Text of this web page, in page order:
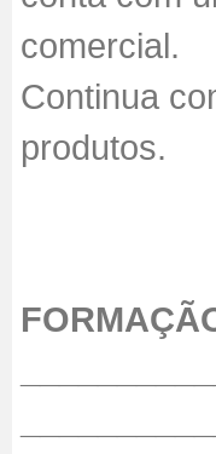
comercial.
Continua
produtos.